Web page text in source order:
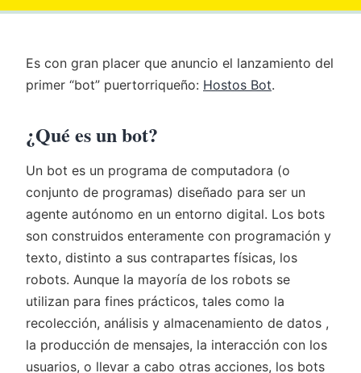
Es con gran placer que anuncio el lanzamiento del
primer “bot” puertorriqueño: Hostos Bot.
¿Qué es un bot?
Un bot es un programa de computadora (o
conjunto de programas) diseñado para ser un
agente autónomo en un entorno digital. Los bots
son construidos enteramente con programación y
texto, distinto a sus contrapartes físicas, los
robots. Aunque la mayoría de los robots se
utilizan para fines prácticos, tales como la
recolección, análisis y almacenamiento de datos ,
la producción de mensajes, la interacción con los
usuarios, o llevar a cabo otras acciones, los bots